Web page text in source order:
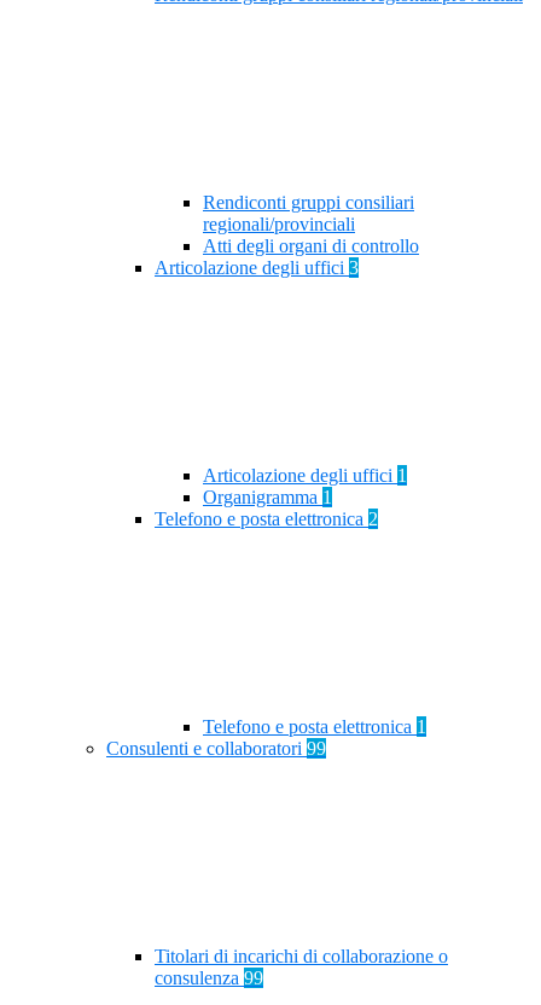
Rendiconti gruppi consiliari
regionali/provinciali
Atti degli organi di controllo
Articolazione degli uffici 3
Articolazione degli uffici 1
Organigramma 1
Telefono e posta elettronica 2
Telefono e posta elettronica 1
Consulenti e collaboratori 99
Titolari di incarichi di collaborazione o
consulenza 99